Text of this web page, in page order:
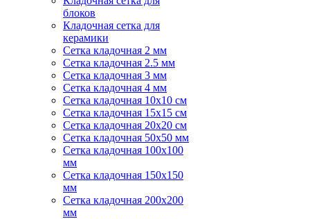
блоков
Кладочная сетка для
керамики
Сетка кладочная 2 мм
Сетка кладочная 2.5 мм
Сетка кладочная 3 мм
Сетка кладочная 4 мм
Сетка кладочная 10x10 см
Сетка кладочная 15x15 см
Сетка кладочная 20x20 см
Сетка кладочная 50x50 мм
Сетка кладочная 100x100
мм
Сетка кладочная 150x150
мм
Сетка кладочная 200x200
мм